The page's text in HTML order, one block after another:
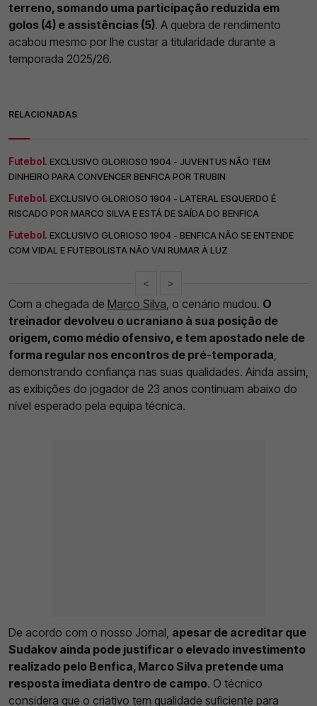
terreno, somando uma participação reduzida em
golos (4) e assistências (5). A quebra de rendimento
acabou mesmo por lhe custar a titularidade durante a
temporada 2025/26.
RELACIONADAS
Futebol. EXCLUSIVO GLORIOSO 1904 - JUVENTUS NÃO TEM
DINHEIRO PARA CONVENCER BENFICA POR TRUBIN
Futebol. EXCLUSIVO GLORIOSO 1904 - LATERAL ESQUERDO É
RISCADO POR MARCO SILVA E ESTÁ DE SAÍDA DO BENFICA
Futebol. EXCLUSIVO GLORIOSO 1904 - BENFICA NÃO SE ENTENDE
COM VIDAL E FUTEBOLISTA NÃO VAI RUMAR À LUZ
< >
Com a chegada de Marco Silva, o cenário mudou. O
treinador devolveu o ucraniano à sua posição de
origem, como médio ofensivo, e tem apostado nele de
forma regular nos encontros de pré-temporada,
demonstrando confiança nas suas qualidades. Ainda assim,
as exibições do jogador de 23 anos continuam abaixo do
nível esperado pela equipa técnica.
De acordo com o nosso Jornal, apesar de acreditar que
Sudakov ainda pode justificar o elevado investimento
realizado pelo Benfica, Marco Silva pretende uma
resposta imediata dentro de campo. O técnico
considera que o criativo tem qualidade suficiente para